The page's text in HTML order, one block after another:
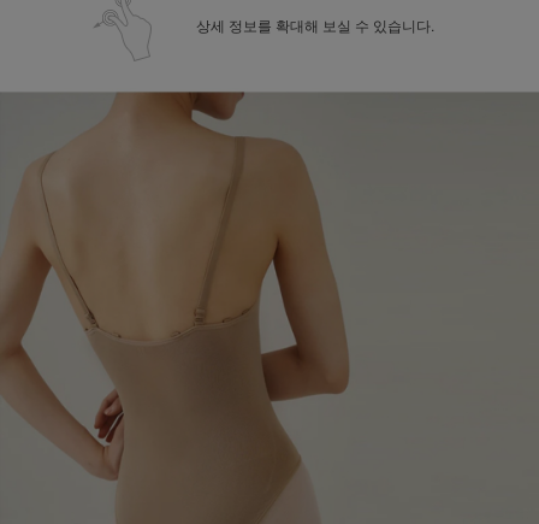
상세 정보를 확대해 보실 수 있습니다.